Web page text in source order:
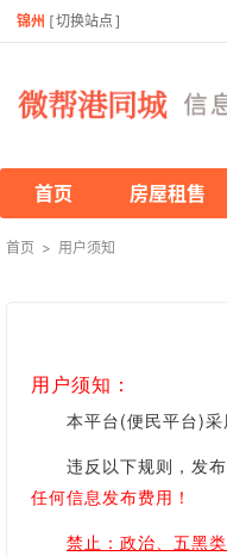
锦州 [切换站点 ]
首页 房屋租售
首页 > 用户须知
用户须知：
本平台(便民平台)采用
违反以下规则，发布
任何信息发布费用！
禁止：政治、五黑